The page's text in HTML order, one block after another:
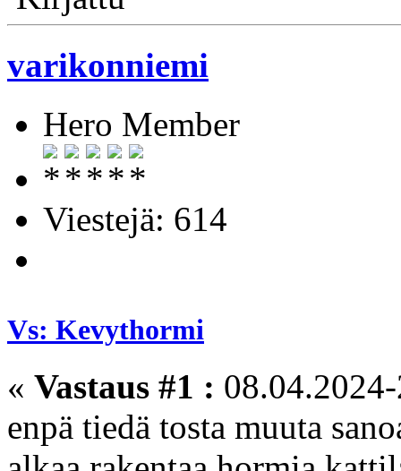
varikonniemi
Hero Member
Viestejä: 614
Vs: Kevythormi
« Vastaus #1 :
enpä tiedä tosta muuta